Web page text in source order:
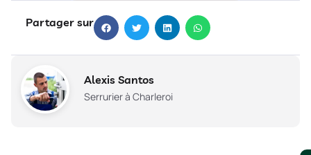
Partager sur
Alexis Santos
Serrurier à Charleroi